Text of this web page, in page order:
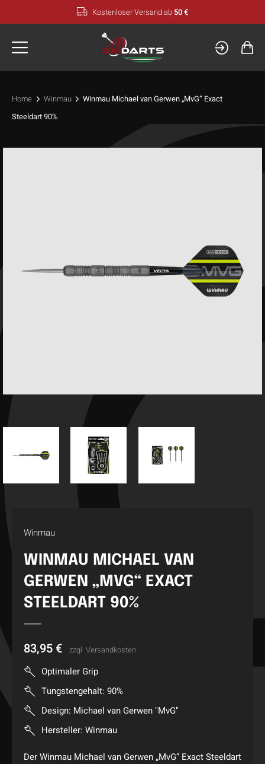
Inhalt
Kostenloser Versand ab 50 €
Home Winmau
Winmau Michael van Gerwen „MvG“ Exact
Steeldart 90%
Winmau
WINMAU MICHAEL VAN
GERWEN „MVG“ EXACT
STEELDART 90%
83,95 € zzgl. Versandkosten
Optimaler Grip
Tungstengehalt: 90%
Design: Michael van Gerwen "MvG"
Hersteller: Winmau
Der Winmau Michael van Gerwen „MvG“ Exact Steeldart